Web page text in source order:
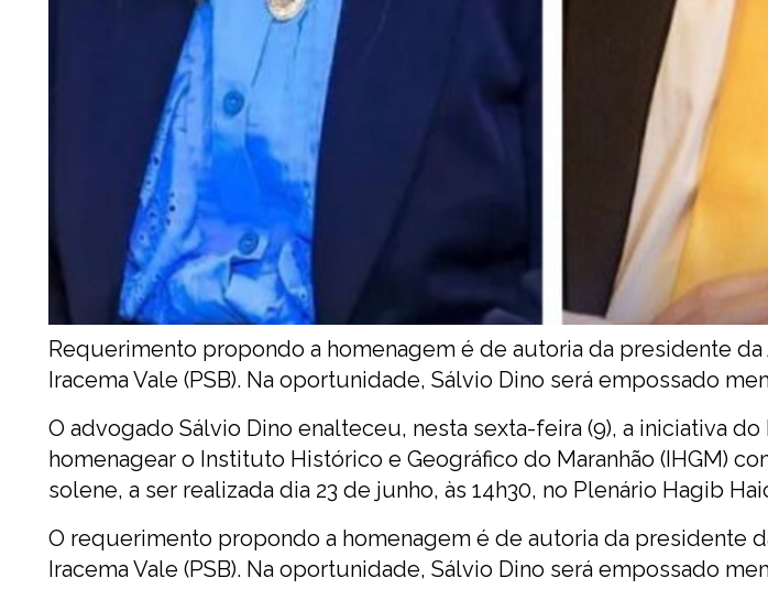
Requerimento propondo a homenagem é de autoria da presidente
Iracema Vale (PSB). Na oportunidade, Sálvio Dino será empossado
O advogado Sálvio Dino enalteceu, nesta sexta-feira (9), a iniciativa
homenagear o Instituto Histórico e Geográfico do Maranhão (IHGM)
solene, a ser realizada dia 23 de junho, às 14h30, no Plenário Hagib
O requerimento propondo a homenagem é de autoria da presidente
Iracema Vale (PSB). Na oportunidade, Sálvio Dino será empossado